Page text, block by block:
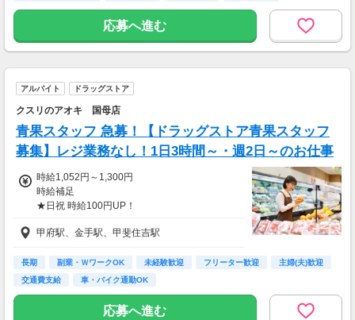
時給1100円×3h×月12日
時給1150円×5h×月 4日
⇒月収62,600円
(( 平日18:00〜21:00 ))
(( 土日12:00〜21:00 ))
時給1150円×8h×月8日
⇒月収106,600円
上記は一例です☆
「これくらい稼ぎたい」に
合わせて調整もできるのでお気軽にご相談くだ
さい！
★友人・知人紹介からの採用で入社祝い金★
入社後に紹介者・就業者へ3万円ずつ現金で支
応募へ進む
アルバイト ドラッグストア
クスリのアオキ 国母店
青果スタッフ 急募！【ドラッグストア青果スタッフ
募集】レジ業務なし！1日3時間～・週2日～のお仕事
時給1,052円～1,300円
時給補足
★日祝 時給100円UP！
8：30～17：00★時給1052円
17：00～22：00★時給1052円
★当社条件に対応できる方時給UP★
8：00～17：00＋48円
17：00～22：00＋148円
甲府駅、金手駅、甲斐住吉駅
長期 副業・ＷワークOK 未経験歓迎 フリーター歓迎
主婦(夫)歓迎
交通費支給
車・バイク通勤OK
応募へ進む